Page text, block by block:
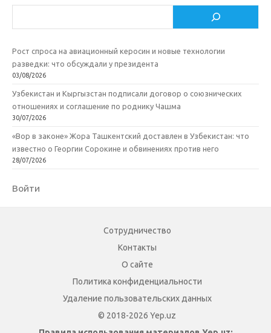
Рост спроса на авиационный керосин и новые технологии
разведки: что обсуждали у президента
03/08/2026
Узбекистан и Кыргызстан подписали договор о союзнических
отношениях и соглашение по роднику Чашма
30/07/2026
«Вор в законе» Жора Ташкентский доставлен в Узбекистан: что
известно о Георгии Сорокине и обвинениях против него
28/07/2026
Войти
Сотрудничество
Контакты
О сайте
Политика конфиденциальности
Удаление пользовательских данных
© 2018-2026 Yep.uz